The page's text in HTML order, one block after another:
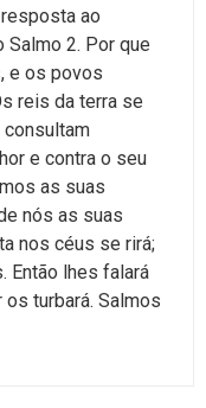
resposta ao
Salmo 2. Por que
e os povos
reis da terra se
e contra o seu
as suas
nós as suas
nos céus se rirá;
Então lhes falará
os turbará. Salmos